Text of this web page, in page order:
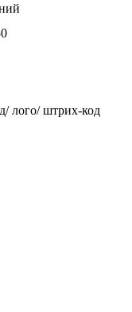
лого/ штрих-код